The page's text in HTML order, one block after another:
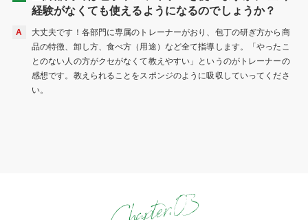
経験がなくても使えるようになるのでしょうか？
大丈夫です！各部門に専属のトレーナーがおり、包丁の研ぎ方から商
品の特徴、卸し方、食べ方（用途）など全て指導します。「やったこ
とのない人の方がクセがなくて教えやすい」というのがトレーナーの
感想です。教えられることをスポンジのように吸収していってくださ
い。